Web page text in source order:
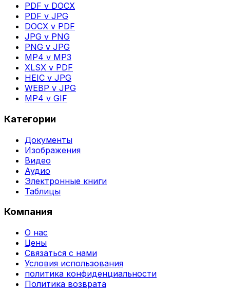
PDF v DOCX
PDF v JPG
DOCX v PDF
JPG v PNG
PNG v JPG
MP4 v MP3
XLSX v PDF
HEIC v JPG
WEBP v JPG
MP4 v GIF
Категории
Документы
Изображения
Видео
Аудио
Электронные книги
Таблицы
Компания
О нас
Цены
Связаться с нами
Условия использования
политика конфиденциальности
Политика возврата